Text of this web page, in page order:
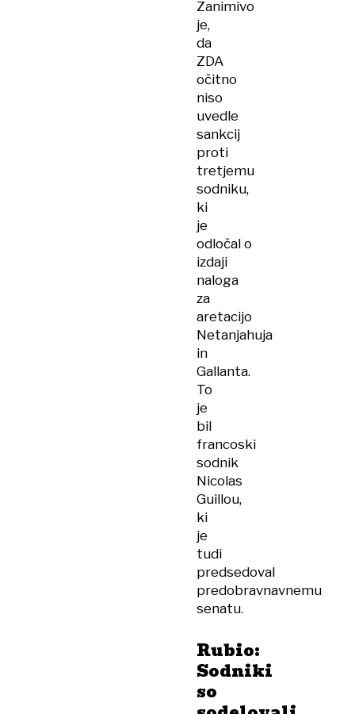
Zanimivo
je,
da
ZDA
očitno
niso
uvedle
sankcij
proti
tretjemu
sodniku,
ki
je
odločal o
izdaji
naloga
za
aretacijo
Netanjahuja
in
Gallanta.
To
je
bil
francoski
sodnik
Nicolas
Guillou,
ki
je
tudi
predsedoval
predobravnavnemu
senatu.
Rubio:
Sodniki
so